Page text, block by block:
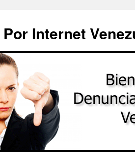
Internet